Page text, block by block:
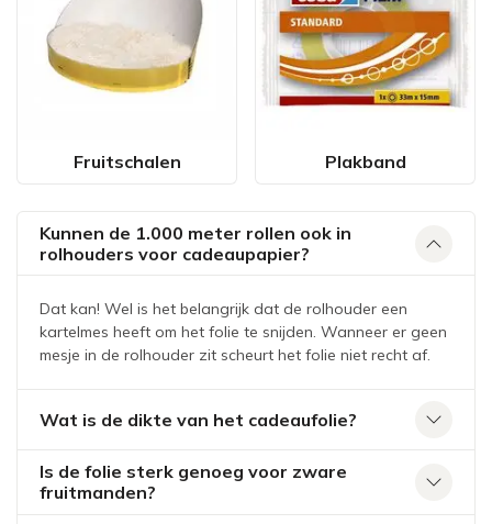
Fruitschalen Plakband
Kunnen de 1.000 meter rollen ook in
rolhouders voor cadeaupapier?
Dat kan! Wel is het belangrijk dat de rolhouder een
kartelmes heeft om het folie te snijden. Wanneer er geen
mesje in de rolhouder zit scheurt het folie niet recht af.
Wat is de dikte van het cadeaufolie?
Is de folie sterk genoeg voor zware
fruitmanden?